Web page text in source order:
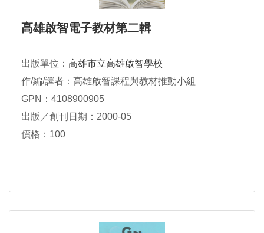
高雄啟智電子教材第二輯
出版單位： 高雄市立高雄啟智學校
作/編/譯者：高雄啟智課程與教材推動小組
GPN：4108900905
出版／創刊日期：2000-05
價格：100